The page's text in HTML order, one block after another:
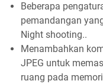
Beberapa
pemandangan
Night shooting..
Menambahkan
JPEG untuk
ruang pada